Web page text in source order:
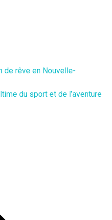
de rêve en Nouvelle-
du sport et de l’aventure